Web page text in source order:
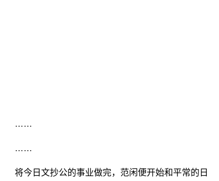
……
……
将今日文抄公的事业做完，范闲便开始和平常的日